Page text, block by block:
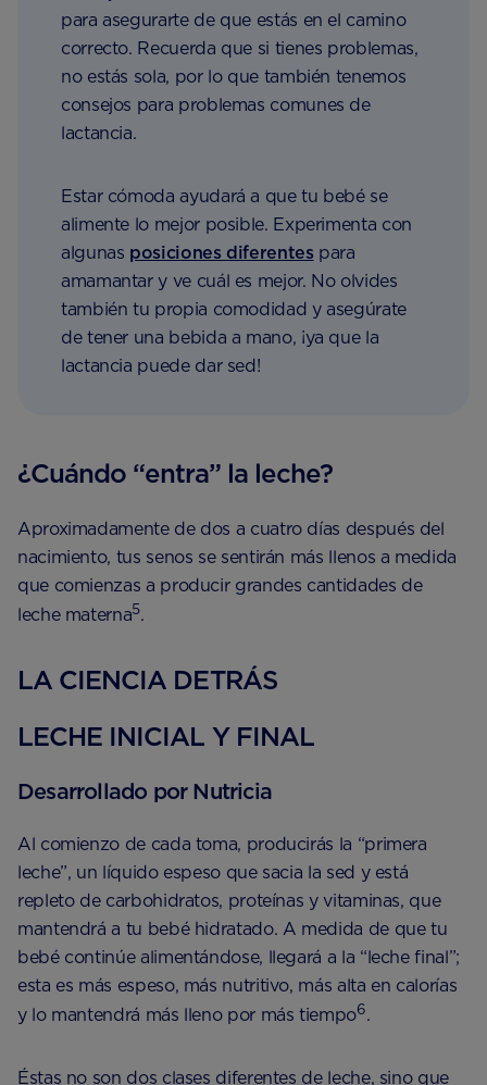
para asegurarte de que estás en el camino
correcto. Recuerda que si tienes problemas,
no estás sola, por lo que también tenemos
consejos para problemas comunes de
lactancia.
Estar cómoda ayudará a que tu bebé se
alimente lo mejor posible. Experimenta con
algunas posiciones diferentes para
amamantar y ve cuál es mejor. No olvides
también tu propia comodidad y asegúrate
de tener una bebida a mano, ¡ya que la
lactancia puede dar sed!
¿Cuándo “entra” la leche?
Aproximadamente de dos a cuatro días después del
nacimiento, tus senos se sentirán más llenos a medida
que comienzas a producir grandes cantidades de
leche materna5.
LA CIENCIA DETRÁS
LECHE INICIAL Y FINAL
Desarrollado por Nutricia
Al comienzo de cada toma, producirás la “primera
leche”, un líquido espeso que sacia la sed y está
repleto de carbohidratos, proteínas y vitaminas, que
mantendrá a tu bebé hidratado. A medida de que tu
bebé continúe alimentándose, llegará a la “leche final”;
esta es más espeso, más nutritivo, más alta en calorías
y lo mantendrá más lleno por más tiempo6.
Éstas no son dos clases diferentes de leche, sino que